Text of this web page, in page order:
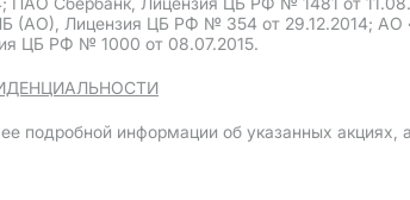
(АО), Лицензия ЦБ РФ № 354 от 29.12.2014;
ЦБ РФ № 1000 от 08.07.2015.
подробной информации об указанных